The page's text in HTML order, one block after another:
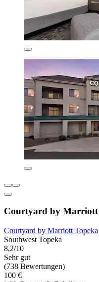
Courtyard by Marriott
Courtyard by Marriott Topeka
Southwest Topeka
8,2/10
Sehr gut
(738 Bewertungen)
100 €